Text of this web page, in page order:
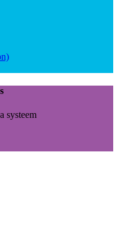
systeem